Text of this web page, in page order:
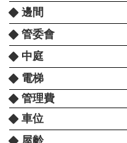
邊間
管委會
中庭
電梯
管理費
車位